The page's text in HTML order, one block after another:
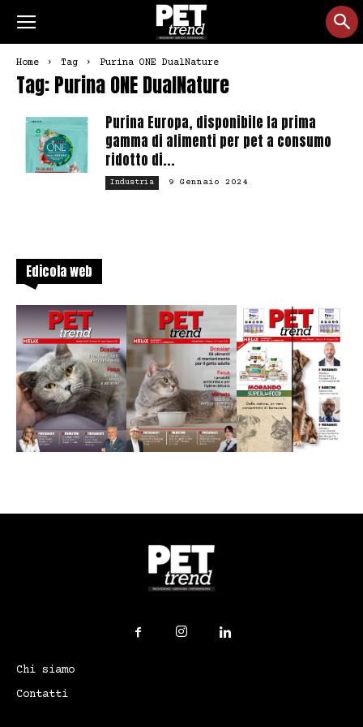
Home Tag Purina ONE DualNature
Tag: Purina ONE DualNature
Purina Europa, disponibile la prima
gamma di alimenti per pet a consumo
ridotto di...
Industria 9 Gennaio 2024
Edicola web
Chi siamo
Contatti